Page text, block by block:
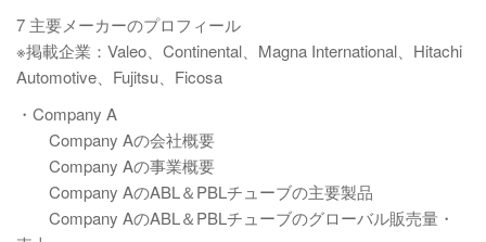
7 主要メーカーのプロフィール
※掲載企業：Valeo、Continental、Magna International、Hitachi
Automotive、Fujitsu、Ficosa
・Company A
Company Aの会社概要
Company Aの事業概要
Company AのABL＆PBLチューブの主要製品
Company AのABL＆PBLチューブのグローバル販売量・